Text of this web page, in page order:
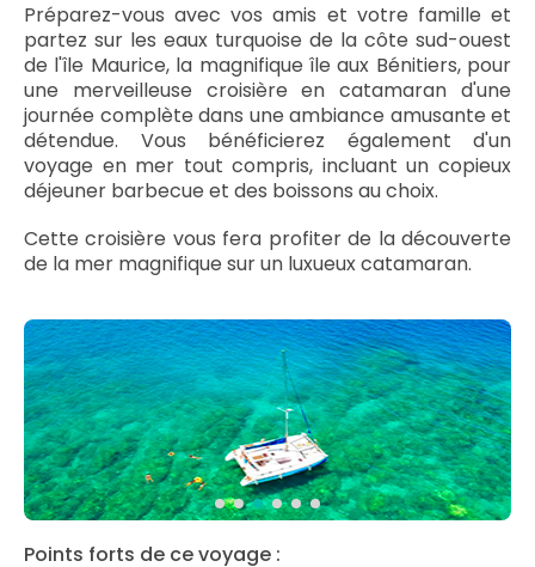
Préparez-vous avec vos amis et votre famille et
partez sur les eaux turquoise de la côte sud-ouest
de l'île Maurice, la magnifique île aux Bénitiers, pour
une merveilleuse croisière en catamaran d'une
journée complète dans une ambiance amusante et
détendue. Vous bénéficierez également d'un
voyage en mer tout compris, incluant un copieux
déjeuner barbecue et des boissons au choix.
Cette croisière vous fera profiter de la découverte
de la mer magnifique sur un luxueux catamaran.
Points forts de ce voyage :